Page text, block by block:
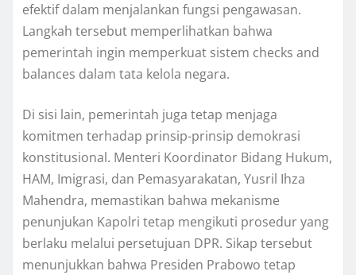
efektif dalam menjalankan fungsi pengawasan.
Langkah tersebut memperlihatkan bahwa
pemerintah ingin memperkuat sistem checks and
balances dalam tata kelola negara.
Di sisi lain, pemerintah juga tetap menjaga
komitmen terhadap prinsip-prinsip demokrasi
konstitusional. Menteri Koordinator Bidang Hukum,
HAM, Imigrasi, dan Pemasyarakatan, Yusril Ihza
Mahendra, memastikan bahwa mekanisme
penunjukan Kapolri tetap mengikuti prosedur yang
berlaku melalui persetujuan DPR. Sikap tersebut
menunjukkan bahwa Presiden Prabowo tetap